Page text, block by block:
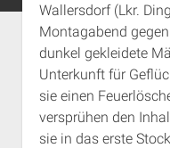
Wallersdorf (Lkr.
Montagabend
dunkel gekleidete
Unterkunft für
sie einen
versprühen den
sie in das erste